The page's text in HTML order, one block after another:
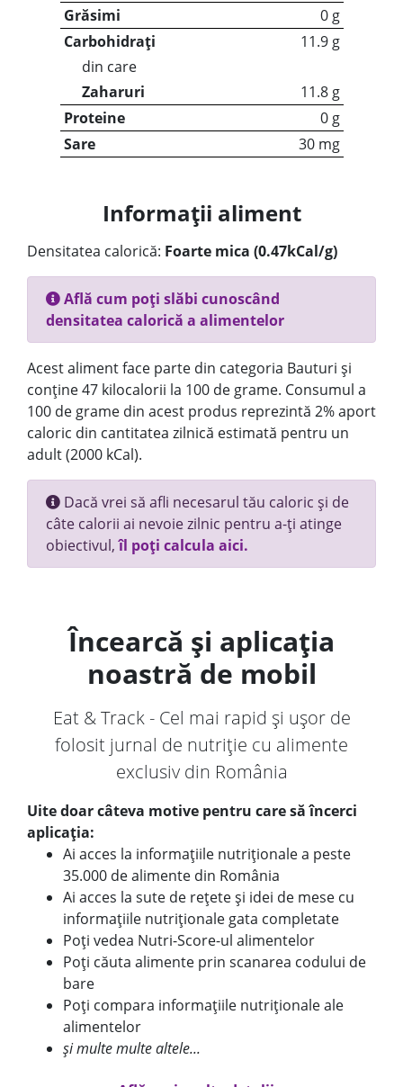
Grăsimi
0 g
Carbohidrați
11.9 g
din care
Zaharuri
11.8 g
Proteine
0 g
Sare
30 mg
Informații aliment
Densitatea calorică: Foarte mica (0.47kCal/g)
Află cum poți slăbi cunoscând
densitatea calorică a alimentelor
Acest aliment face parte din categoria Bauturi și
conține 47 kilocalorii la 100 de grame. Consumul a
100 de grame din acest produs reprezintă 2% aport
caloric din cantitatea zilnică estimată pentru un
adult (2000 kCal).
Dacă vrei să afli necesarul tău caloric și de
câte calorii ai nevoie zilnic pentru a-ți atinge
obiectivul,îl poți calcula aici.
Încearcă și aplicația
noastră de mobil
Eat & Track - Cel mai rapid și ușor de
folosit jurnal de nutriție cu alimente
exclusiv din România
Uite doar câteva motive pentru care să încerci
aplicația:
Ai acces la informațiile nutriționale a peste
35.000 de alimente din România
Ai acces la sute de rețete și idei de mese cu
informațiile nutriționale gata completate
Poți vedea Nutri-Score-ul alimentelor
Poți căuta alimente prin scanarea codului de
bare
Poți compara informațiile nutriționale ale
alimentelor
și multe multe altele...